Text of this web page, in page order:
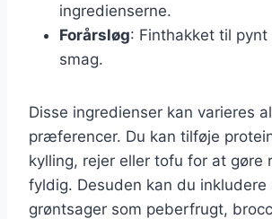
ingredienserne.
Forårsløg: Finthakket til pynt
smag.
Disse ingredienser kan varieres
præferencer. Du kan tilføje
kylling, rejer eller tofu for at gøre
fyldig. Desuden kan du inkludere
grøntsager som peberfrugt,